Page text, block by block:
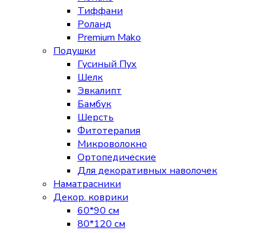
Тиффани
Роланд
Premium Mako
Подушки
Гусиный Пух
Шелк
Эвкалипт
Бамбук
Шерсть
Фитотерапия
Микроволокно
Ортопедические
Для декоративных наволочек
Наматрасники
Декор. коврики
60*90 см
80*120 см